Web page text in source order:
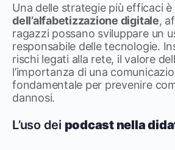
Una delle strategie più efficaci è
dell’alfabetizzazione digitale,
ragazzi possano sviluppare un
responsabile delle tecnologie.
rischi legati alla rete, il valore
l’importanza di una
fondamentale per prevenire
dannosi.
L’uso dei podcast nella